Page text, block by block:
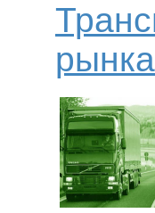
рынка